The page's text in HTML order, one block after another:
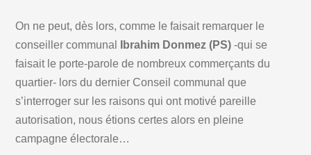
On ne peut, dès lors, comme le faisait remarquer le
conseiller communal
Ibrahim Donmez (PS) -qui se
faisait le porte-parole de nombreux commerçants du
quartier- lors du dernier Conseil communal que
s’interroger sur les raisons qui ont motivé pareille
autorisation, nous étions certes alors en pleine
campagne électorale…